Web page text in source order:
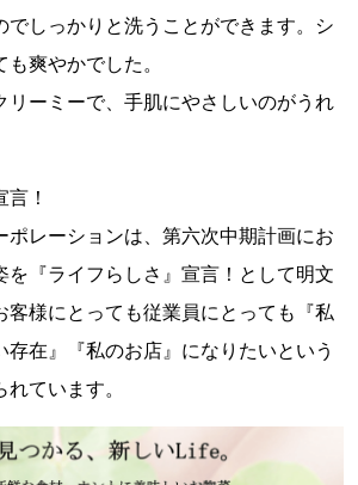
しっかりと洗うことができます。シ
爽やかでした。
ーミーで、手肌にやさしいのがうれ
言！
ポレーションは、第六次中期計画にお
を『ライフらしさ』宣言！として明文
客様にとっても従業員にとっても『私
存在』『私のお店』になりたいという
ています。